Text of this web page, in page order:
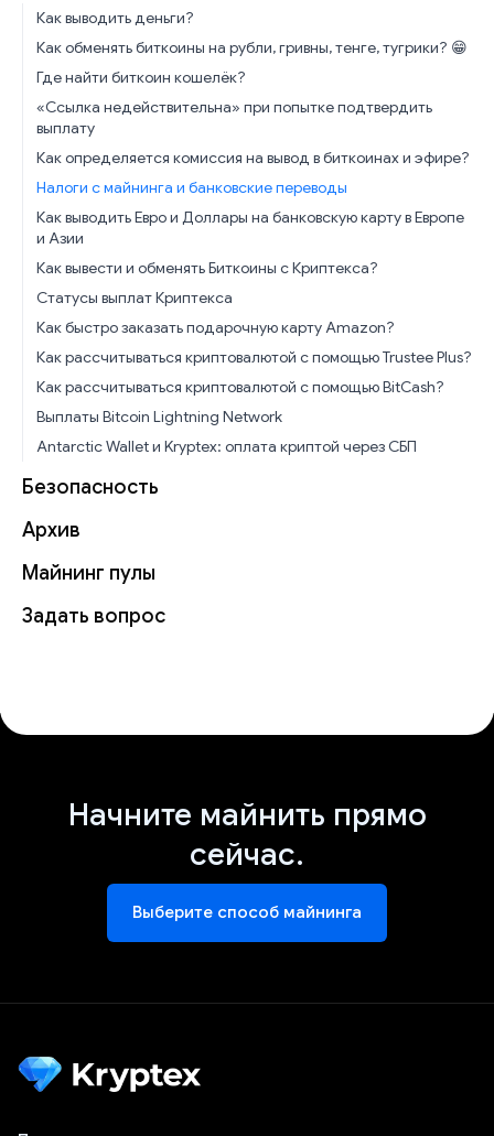
Как выводить деньги?
Как обменять биткоины на рубли, гривны, тенге, тугрики? 😁
Где найти биткоин кошелёк?
«Ссылка недействительна» при попытке подтвердить
выплату
Как определяется комиссия на вывод в биткоинах и эфире?
Налоги с майнинга и банковские переводы
Как выводить Евро и Доллары на банковскую карту в Европе
и Азии
Как вывести и обменять Биткоины с Криптекса?
Статусы выплат Криптекса
Как быстро заказать подарочную карту Amazon?
Как рассчитываться криптовалютой с помощью Trustee Plus?
Как рассчитываться криптовалютой с помощью BitCash?
Выплаты Bitcoin Lightning Network
Antarctic Wallet и Kryptex: оплата криптой через СБП
Безопасность
Архив
Майнинг пулы
Задать вопрос
Начните майнить прямо
сейчас.
Выберите способ майнинга